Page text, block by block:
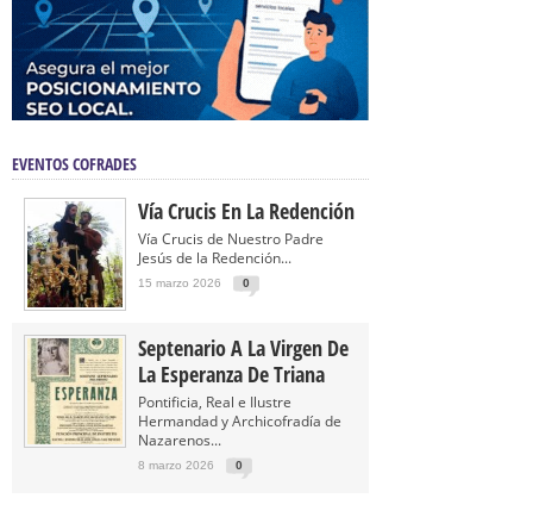
EVENTOS COFRADES
Vía Crucis En La Redención
Vía Crucis de Nuestro Padre
Jesús de la Redención...
15 marzo 2026 0
Septenario A La Virgen De
La Esperanza De Triana
Pontificia, Real e Ilustre
Hermandad y Archicofradía de
Nazarenos...
8 marzo 2026 0